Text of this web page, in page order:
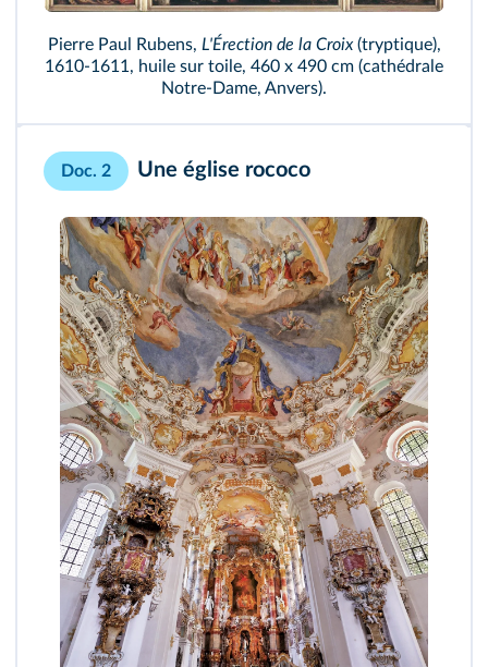
Pierre Paul Rubens, L'Érection de la Croix(tryptique),
1610-1611, huile sur toile, 460 x 490 cm (cathédrale
Notre-Dame, Anvers).
Doc. 2 Une église rococo